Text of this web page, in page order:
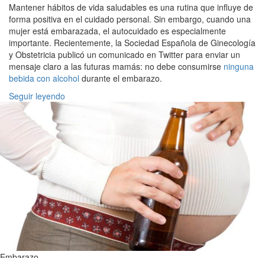
Mantener hábitos de vida saludables es una rutina que influye de
forma positiva en el cuidado personal. Sin embargo, cuando una
mujer está embarazada, el autocuidado es especialmente
importante. Recientemente, la Sociedad Española de Ginecología
y Obstetricia publicó un comunicado en Twitter para enviar un
mensaje claro a las futuras mamás: no debe consumirse ninguna
bebida con alcohol durante el embarazo.
Seguir leyendo